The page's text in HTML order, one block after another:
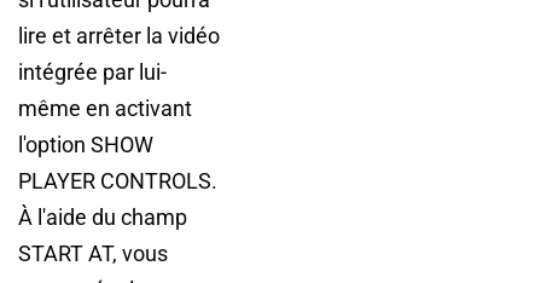
lire et arrêter la vidéo
intégrée par lui-
même en activant
l'option SHOW
PLAYER CONTROLS.
À l'aide du champ
START AT, vous